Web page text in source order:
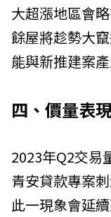
大超漲地區會
餘屋將趁勢大
能與新推建案
四、價量表
2023年Q2交易
青安貸款專案
此一現象會延